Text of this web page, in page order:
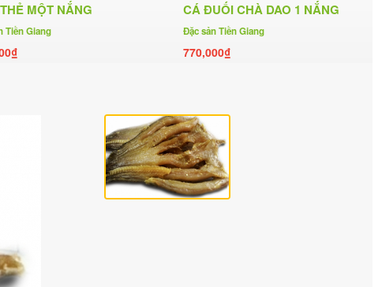
MỘT NẮNG
Tiền Giang
CÁ ĐUỐI CHÀ DAO 1 NẮNG
Đặc sản Tiền Giang
770,000₫